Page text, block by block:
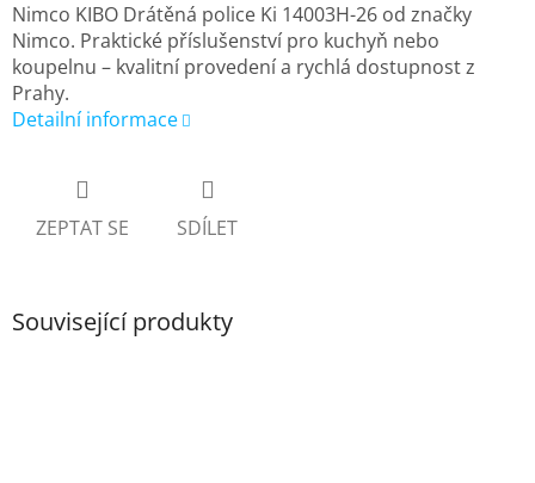
Nimco KIBO Drátěná police Ki 14003H-26 od značky
Nimco. Praktické příslušenství pro kuchyň nebo
koupelnu – kvalitní provedení a rychlá dostupnost z
Prahy.
Detailní informace
ZEPTAT SE SDÍLET
Související produkty